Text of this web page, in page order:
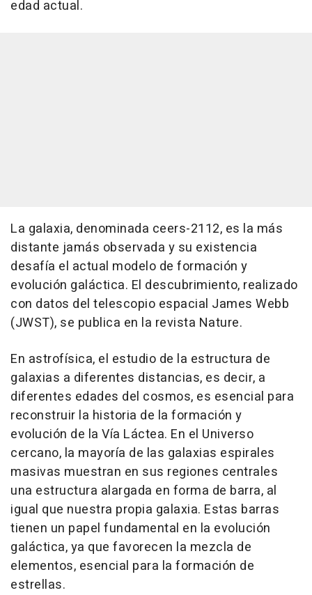
edad actual.
La galaxia, denominada ceers-2112, es la más
distante jamás observada y su existencia
desafía el actual modelo de formación y
evolución galáctica. El descubrimiento, realizado
con datos del telescopio espacial James Webb
(JWST), se publica en la revista Nature.
En astrofísica, el estudio de la estructura de
galaxias a diferentes distancias, es decir, a
diferentes edades del cosmos, es esencial para
reconstruir la historia de la formación y
evolución de la Vía Láctea. En el Universo
cercano, la mayoría de las galaxias espirales
masivas muestran en sus regiones centrales
una estructura alargada en forma de barra, al
igual que nuestra propia galaxia. Estas barras
tienen un papel fundamental en la evolución
galáctica, ya que favorecen la mezcla de
elementos, esencial para la formación de
estrellas.